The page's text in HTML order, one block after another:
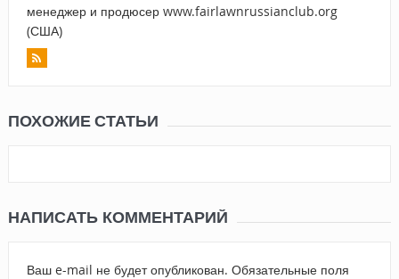
менеджер и продюсер www.fairlawnrussianclub.org
(США)
ПОХОЖИЕ СТАТЬИ
НАПИСАТЬ КОММЕНТАРИЙ
Ваш e-mail не будет опубликован. Обязательные поля